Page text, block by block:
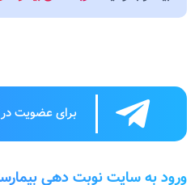
برای عضویت در
ورود به سایت نوبت دهی